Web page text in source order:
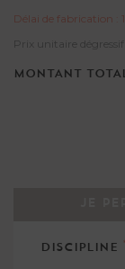
Délai de fabrication :
Prix unitaire dégressif :
MONTANT
DISCIPLINE *